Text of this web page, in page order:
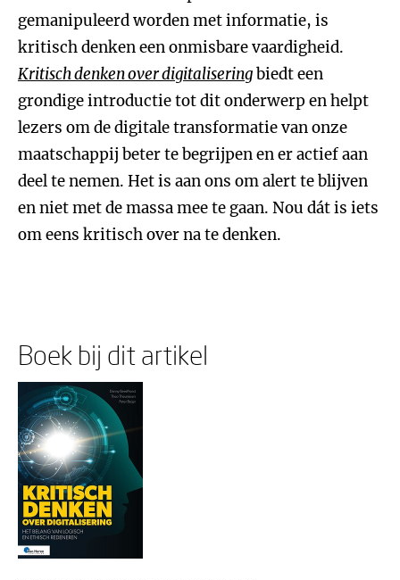
gemanipuleerd worden met informatie, is
kritisch denken een onmisbare vaardigheid.
Kritisch denken over digitaliseringbiedt een
grondige introductie tot dit onderwerp en helpt
lezers om de digitale transformatie van onze
maatschappij beter te begrijpen en er actief aan
deel te nemen. Het is aan ons om alert te blijven
en niet met de massa mee te gaan. Nou dát is iets
om eens kritisch over na te denken.
Boek bij dit artikel